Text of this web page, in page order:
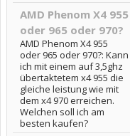
AMD Phenom X4 955
oder 965 oder 970?
AMD Phenom X4 955
oder 965 oder 970?: Kann
ich mit einem auf 3,5ghz
übertaktetem x4 955 die
gleiche leistung wie mit
dem x4 970 erreichen.
Welchen soll ich am
besten kaufen?